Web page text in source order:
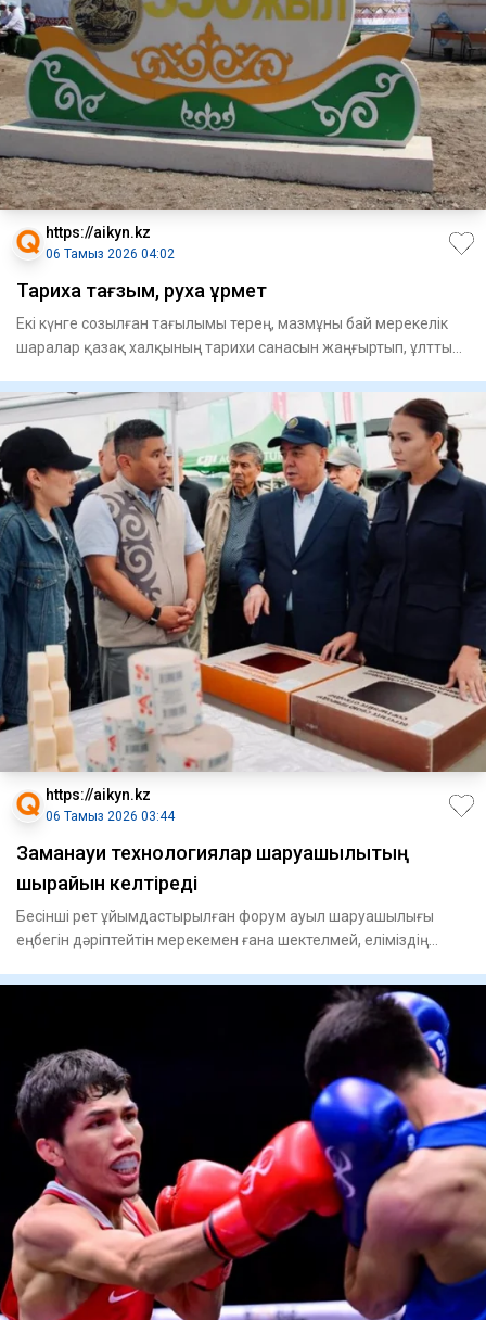
https://aikyn.kz
06 Тамыз 2026 04:02
Тарихқа тағзым, рухқа құрмет
Екі күнге созылған тағылымы терең, мазмұны бай мерекелік
шаралар қазақ халқының тарихи санасын жаңғыртып, ұлттық
https://aikyn.kz
06 Тамыз 2026 03:44
Заманауи технологиялар шаруашылықтың
шырайын келтіреді
Бесінші рет ұйымдастырылған форум ауыл шаруашылығы
еңбегін дәріптейтін мерекемен ғана шектелмей, еліміздің